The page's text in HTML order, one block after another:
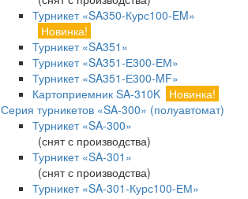
Турникет «SA350-Курс100-EM»
Новинка!
Турникет «SA351»
Турникет «SA351-Е300-ЕМ»
Турникет «SA351-Е300-MF»
Картоприемник SA-310K Новинка!
Серия турникетов «SA-300» (полуавтомат)
Турникет «SA-300»
(снят с производства)
Турникет «SA-301»
(снят с производства)
Турникет «SA-301-Курс100-ЕМ»